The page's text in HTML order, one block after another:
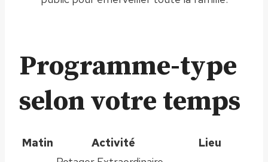
Programme-type
selon votre temps
Matin Activité
Lieu